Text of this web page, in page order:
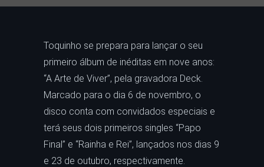
Toquinho se prepara para lançar o seu
primeiro álbum de inéditas em nove anos:
“A Arte de Viver”, pela gravadora Deck.
Marcado para o dia 6 de novembro, o
disco conta com convidados especiais e
terá seus dois primeiros singles “Papo
Final” e “Rainha e Rei”, lançados nos dias 9
e 23 de outubro, respectivamente.